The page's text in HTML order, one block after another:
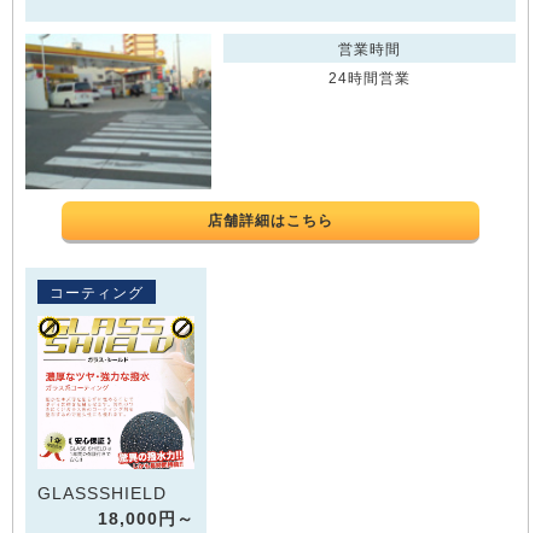
営業時間
24時間営業
店舗詳細はこちら
コーティング
GLASSSHIELD
18,000円～